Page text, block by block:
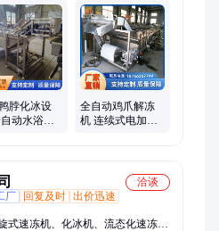
冻干机、果蔬烘干机、蒸煮漂烫
冻机、水果干燥设备、冷冻干燥设
脖化冰设
动水浴式
全自动鸡爪解冻
机 连续式电加热
洽谈
厂 回复及时 出价迅速
式速冻机、化冰机、流态化速冻